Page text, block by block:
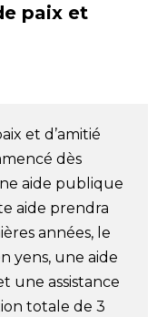
paix et
et d’amitié
dès
aide publique
aide prendra
années, le
yens, une aide
une assistance
totale de 3